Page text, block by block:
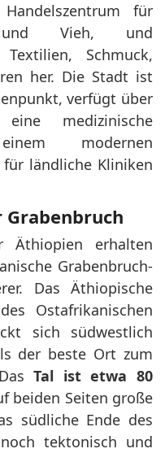
für
und Vieh, und
Schmuck,
her. Die Stadt ist
verfügt über
medizinische
modernen
ländliche Kliniken
erhalten
Grabenbruch-
Das Äthiopische
Ostafrikanischen
sich südwestlich
der beste Ort zum
DasTal ist etwa 80
beiden Seiten große
südliche Ende des
tektonisch und